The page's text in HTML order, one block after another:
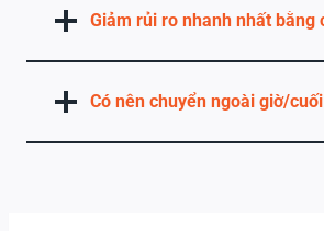
Giảm rủi ro nhanh nhất bằng
Có nên chuyển ngoài giờ/